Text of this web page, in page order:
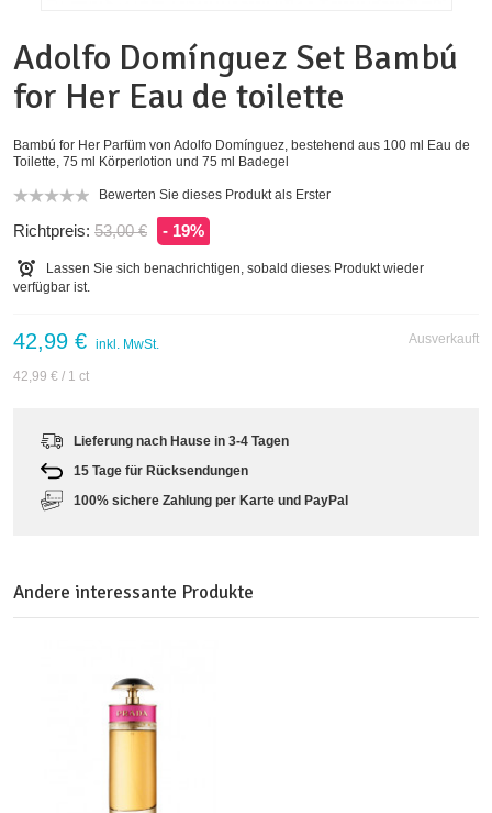
Adolfo Domínguez Set Bambú
for Her Eau de toilette
Bambú for Her Parfüm von Adolfo Domínguez, bestehend aus 100 ml Eau de
Toilette, 75 ml Körperlotion und 75 ml Badegel
Bewerten Sie dieses Produkt als Erster
Richtpreis: 53,00 € - 19%
Lassen Sie sich benachrichtigen, sobald dieses Produkt wieder
verfügbar ist.
Ausverkauft
42,99 € inkl. MwSt.
42,99 € / 1 ct
Lieferung nach Hause in 3-4 Tagen
15 Tage für Rücksendungen
100% sichere Zahlung per Karte und PayPal
Andere interessante Produkte